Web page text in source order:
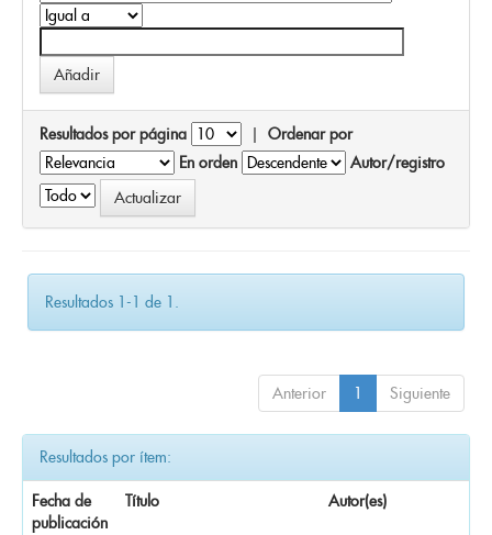
Resultados por página | Ordenar por
En orden
Autor/registro
Resultados 1-1 de 1.
Anterior 1 Siguiente
Resultados por ítem:
Fecha de
publicación
Título Autor(es)